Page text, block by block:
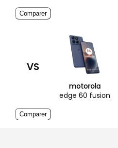
Comparer
VS
motorola
edge 60 fusion
Comparer